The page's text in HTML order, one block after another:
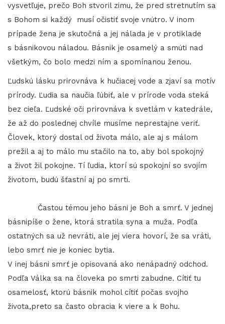
vysvetľuje, prečo Boh stvoril zimu, že pred stretnutím sa
s Bohom si každý musí očistiť svoje vnútro. V inom
prípade žena je skutočná a jej nálada je v protiklade
s básnikovou náladou. Básnik je osamelý a smúti nad
všetkým, čo bolo medzi ním a spomínanou ženou.
​​​​​​​Ľudskú lásku prirovnáva k hučiacej vode a zjaví sa motív
prírody. Ľudia sa naučia ľúbiť, ale v prírode voda steká
bez cieľa. Ľudské oči prirovnáva k svetlám v katedrále,
že až do poslednej chvíle musíme neprestajne veriť.
Človek, ktorý dostal od života málo, ale aj s málom
prežil a aj to málo mu stačilo na to, aby bol spokojný
a život žil pokojne. Tí ľudia, ktorí sú spokojní so svojím
životom, budú šťastní aj po smrti.
Častou témou jeho básni je Boh a smrť. V jednej
básnipíše o žene, ktorá stratila syna a muža. Podľa
ostatných sa už nevráti, ale jej viera hovorí, že sa vráti,
lebo smrť nie je koniec bytia.
V inej básni smrť je opisovaná ako nenápadný odchod.
Podľa Válka sa na človeka po smrti zabudne. Cítiť tu
osamelosť, ktorú básnik mohol cítiť počas svojho
života,preto sa často obracia k viere a k Bohu.